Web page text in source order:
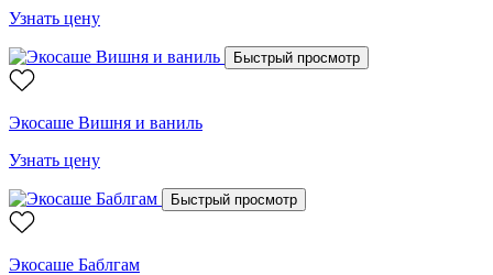
Узнать цену
Быстрый просмотр
Экосаше Вишня и ваниль
Узнать цену
Быстрый просмотр
Экосаше Баблгам